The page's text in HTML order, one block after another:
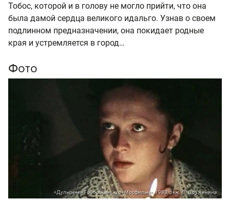
Тобос, которой и в голову не могло прийти, что она
была дамой сердца великого идальго. Узнав о своем
подлинном предназначении, она покидает родные
края и устремляется в город…
Фото
«Дульсинея Тобосская», к/с «Мосфильм», 1980, реж. С. Дружинина